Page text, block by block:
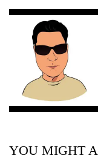
YOU MIGHT